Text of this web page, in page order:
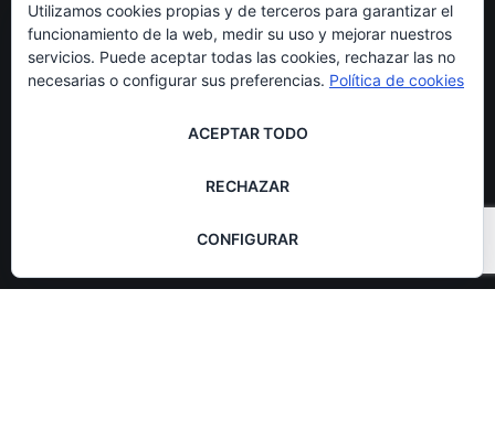
Utilizamos cookies propias y de terceros para garantizar el
funcionamiento de la web, medir su uso y mejorar nuestros
servicios. Puede aceptar todas las cookies, rechazar las no
necesarias o configurar sus preferencias. Política de cookies
ACEPTAR TODO
RECHAZAR
CONFIGURAR